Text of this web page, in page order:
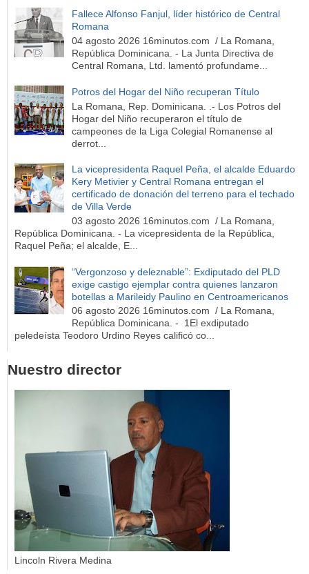
Fallece Alfonso Fanjul, líder histórico de Central
Romana
04 agosto 2026 16minutos.com / La Romana,
República Dominicana. - La Junta Directiva de
Central Romana, Ltd. lamentó profundame...
Potros del Hogar del Niño recuperan Título
La Romana, Rep. Dominicana. .- Los Potros del
Hogar del Niño recuperaron el título de
campeones de la Liga Colegial Romanense al
derrot...
La vicepresidenta Raquel Peña, el alcalde Eduardo
Kery Metivier y Central Romana entregan el
certificado de donación del terreno para el techado
de Villa Verde
03 agosto 2026 16minutos.com / La Romana,
República Dominicana. - La vicepresidenta de la República,
Raquel Peña; el alcalde, E...
“Vergonzoso y deleznable”: Exdiputado del PLD
exige castigo ejemplar contra quienes lanzaron
botellas a Marileidy Paulino en Centroamericanos
06 agosto 2026 16minutos.com / La Romana,
República Dominicana. - 1El exdiputado
peledeísta Teodoro Urdino Reyes calificó co...
Nuestro director
Lincoln Rivera Medina